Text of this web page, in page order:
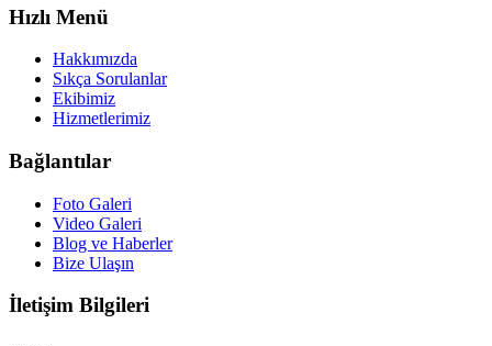
Hızlı Menü
Hakkımızda
Sıkça Sorulanlar
Ekibimiz
Hizmetlerimiz
Bağlantılar
Foto Galeri
Video Galeri
Blog ve Haberler
Bize Ulaşın
İletişim Bilgileri